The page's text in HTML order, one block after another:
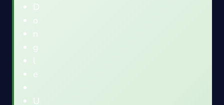
D
o
n
g
l
e
U